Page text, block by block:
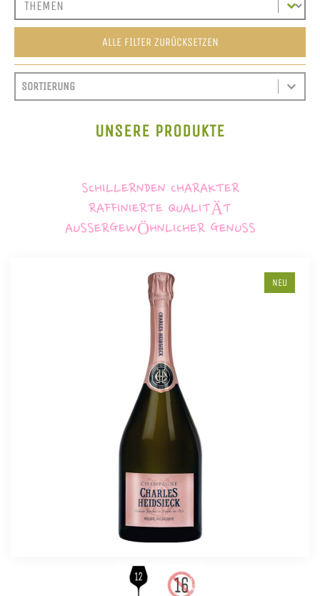
ALLE FILTER ZURÜCKSETZEN
SORTIEREN
SORT CONTENT
SORT CONTENT
UNSERE PRODUKTE
SCHILLERNDEN CHARAKTER
RAFFINIERTE QUALITÄT
AUSSERGEWÖHNLICHER GENUSS
NEU